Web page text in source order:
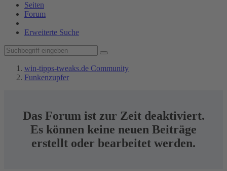
Seiten
Forum
Erweiterte Suche
win-tipps-tweaks.de Community
Funkenzupfer
Das Forum ist zur Zeit deaktiviert.
Es können keine neuen Beiträge
erstellt oder bearbeitet werden.